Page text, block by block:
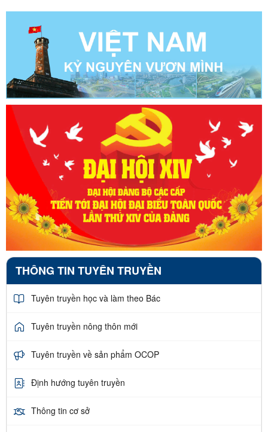
THÔNG TIN TUYÊN TRUYỀN
Tuyên truyền học và làm theo Bác
Tuyên truyền nông thôn mới
Tuyên truyền về sản phẩm OCOP
Định hướng tuyên truyền
Thông tin cơ sở